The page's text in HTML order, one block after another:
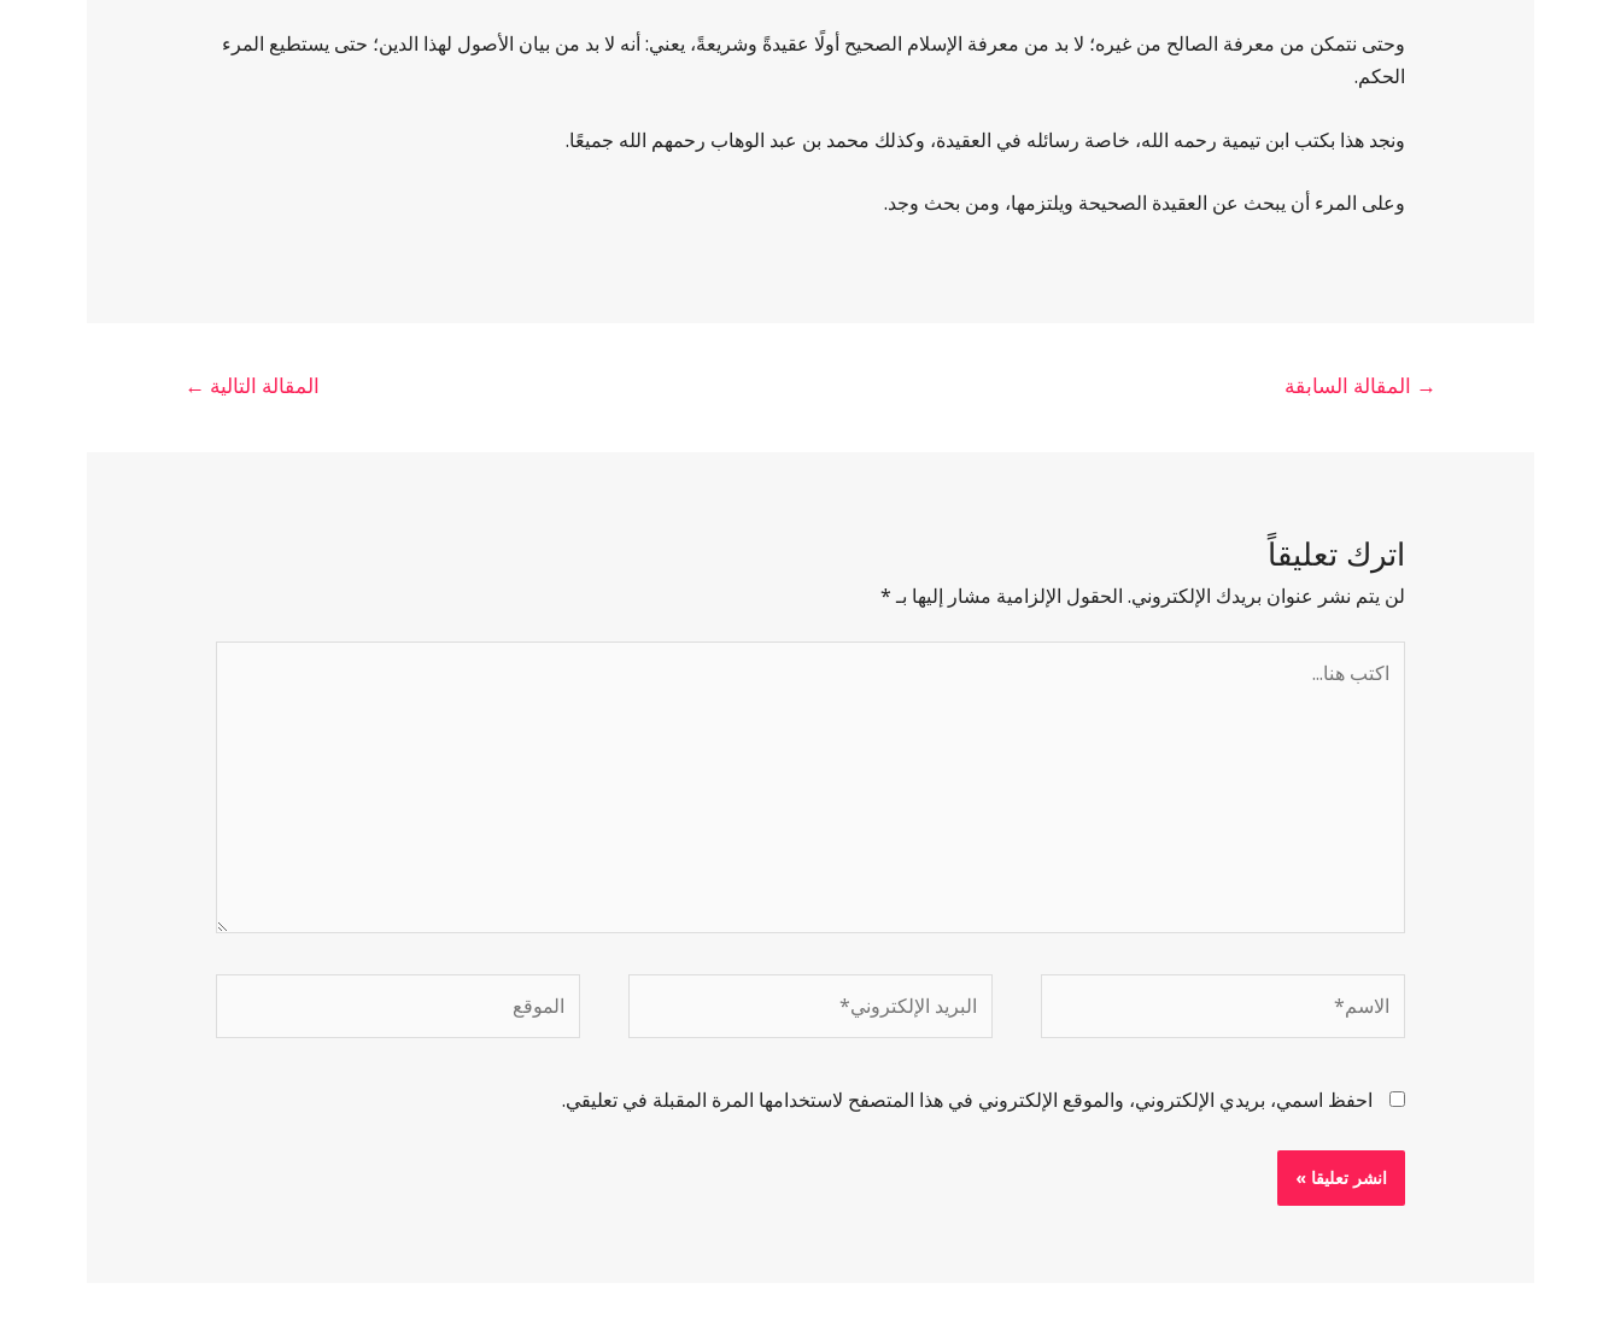
وحتى نتمكن من معرفة الصالح من غيره؛ لا بد من معرفة الإسلام الصحيح أولًا عقيدةً وشريعةً، يعني: أنه لا بد من بيان الأصول لهذا الدين؛ حتى يستطيع المرء
الحكم.
ونجد هذا بكتب ابن تيمية رحمه الله، خاصة رسائله في العقيدة، وكذلك محمد بن عبد الوهاب رحمهم الله جميعًا.
وعلى المرء أن يبحث عن العقيدة الصحيحة ويلتزمها، ومن بحث وجد.
→ المقالة السابقة المقالة التالية ←
اترك تعليقاً
لن يتم نشر عنوان بريدك الإلكتروني. الحقول الإلزامية مشار إليها بـ*
احفظ اسمي، بريدي الإلكتروني، والموقع الإلكتروني في هذا المتصفح لاستخدامها المرة المقبلة في تعليقي.